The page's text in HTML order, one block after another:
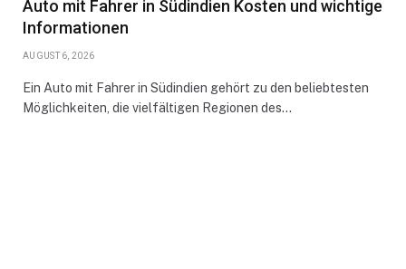
Auto mit Fahrer in Südindien Kosten und wichtige
Informationen
AUGUST 6, 2026
Ein Auto mit Fahrer in Südindien gehört zu den beliebtesten
Möglichkeiten, die vielfältigen Regionen des…